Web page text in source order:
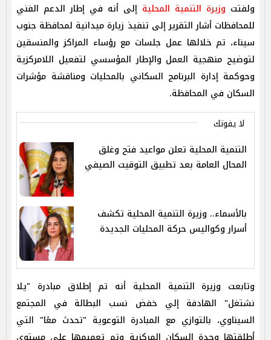
ولفتت وزيرة التنمية المحلية إلى أنه في إطار الدعم الفني
للمحافظات أشار التقرير إلى تنفيذ زيارة ميدانية لمحافظة جنوب
سيناء، تم خلالها عمل جلسات مع رؤساء المراكز والمنسقين
لتوضيح منهجية العمل والإطار المؤسسي لتفعيل اللامركزية
وحوكمة إدارة البرنامج السكاني بالمحليات ومناقشة مؤشرات
السكان في المحافظة.
لا يفوتك
التنمية المحلية تعلن مواعيد فتح وغلق
المحال العامة بعد تطبيق التوقيت الصيفي
بالأسماء.. وزيرة التنمية المحلية تكشف
أسرار وكواليس حركة المحليات الجديدة
وتابعت وزيرة التنمية المحلية أنه تم إطلاق مبادرة "يلا
نشتغل" الهادفة إلي خفض نسب البطالة في المجتمع
السيناوي، بالتوازي مع المبادرة التوعوية "تحدث معًا" التي